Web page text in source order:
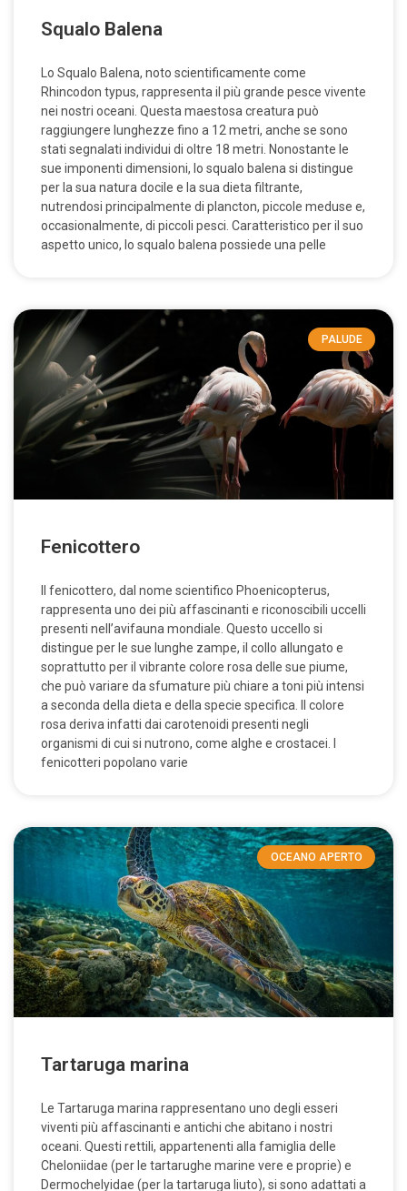
Squalo Balena
Lo Squalo Balena, noto scientificamente come
Rhincodon typus, rappresenta il più grande pesce vivente
nei nostri oceani. Questa maestosa creatura può
raggiungere lunghezze fino a 12 metri, anche se sono
stati segnalati individui di oltre 18 metri. Nonostante le
sue imponenti dimensioni, lo squalo balena si distingue
per la sua natura docile e la sua dieta filtrante,
nutrendosi principalmente di plancton, piccole meduse e,
occasionalmente, di piccoli pesci. Caratteristico per il suo
aspetto unico, lo squalo balena possiede una pelle
PALUDE
Fenicottero
Il fenicottero, dal nome scientifico Phoenicopterus,
rappresenta uno dei più affascinanti e riconoscibili uccelli
presenti nell’avifauna mondiale. Questo uccello si
distingue per le sue lunghe zampe, il collo allungato e
soprattutto per il vibrante colore rosa delle sue piume,
che può variare da sfumature più chiare a toni più intensi
a seconda della dieta e della specie specifica. Il colore
rosa deriva infatti dai carotenoidi presenti negli
organismi di cui si nutrono, come alghe e crostacei. I
fenicotteri popolano varie
OCEANO APERTO
Tartaruga marina
Le Tartaruga marina rappresentano uno degli esseri
viventi più affascinanti e antichi che abitano i nostri
oceani. Questi rettili, appartenenti alla famiglia delle
Cheloniidae (per le tartarughe marine vere e proprie) e
Dermochelyidae (per la tartaruga liuto), si sono adattati a